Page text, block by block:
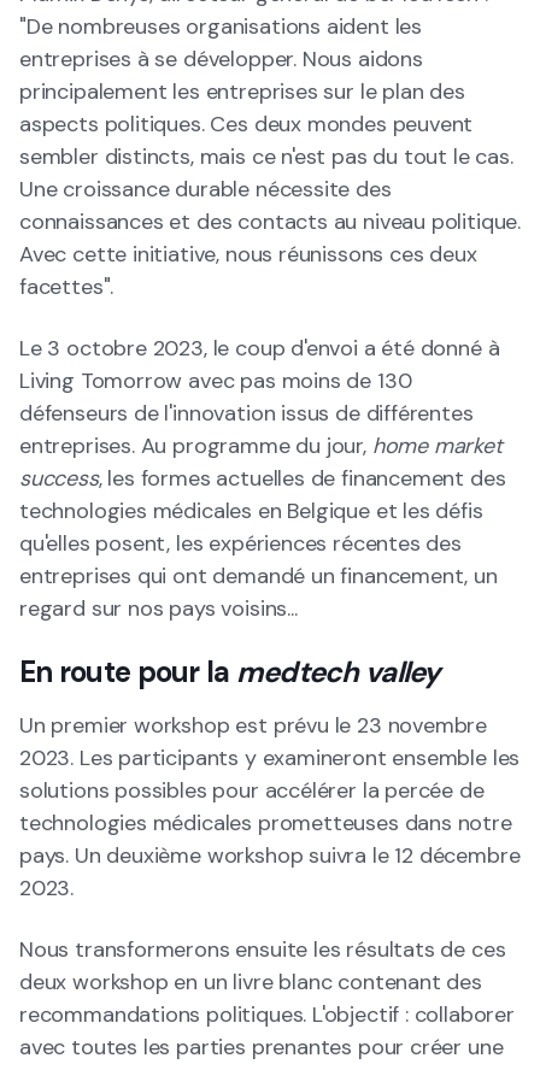
"De nombreuses organisations aident les
entreprises à se développer. Nous aidons
principalement les entreprises sur le plan des
aspects politiques. Ces deux mondes peuvent
sembler distincts, mais ce n'est pas du tout le cas.
Une croissance durable nécessite des
connaissances et des contacts au niveau politique.
Avec cette initiative, nous réunissons ces deux
facettes".
Le 3 octobre 2023, le coup d'envoi a été donné à
Living Tomorrow avec pas moins de 130
défenseurs de l'innovation issus de différentes
entreprises. Au programme du jour, home market
success, les formes actuelles de financement des
technologies médicales en Belgique et les défis
qu'elles posent, les expériences récentes des
entreprises qui ont demandé un financement, un
regard sur nos pays voisins...
En route pour la medtech valley
Un premier workshop est prévu le 23 novembre
2023. Les participants y examineront ensemble les
solutions possibles pour accélérer la percée de
technologies médicales prometteuses dans notre
pays. Un deuxième workshop suivra le 12 décembre
2023.
Nous transformerons ensuite les résultats de ces
deux workshop en un livre blanc contenant des
recommandations politiques. L'objectif : collaborer
avec toutes les parties prenantes pour créer une